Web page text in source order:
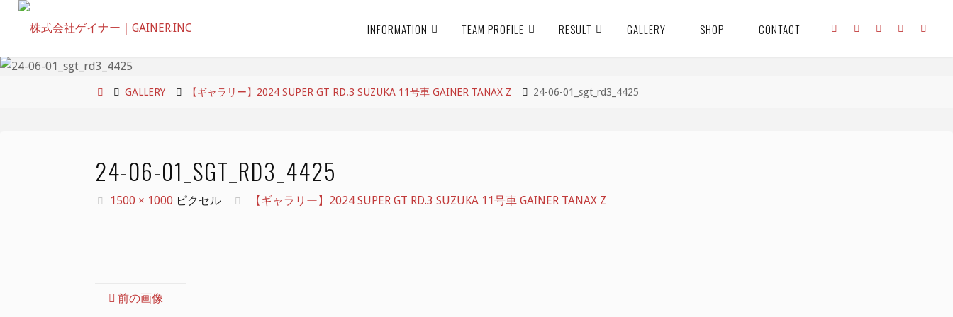
ン
INFORMATION TEAM PROFILE RESULT GALLERY SHOP CONTACT
ホ
GALLERY 【ギャラリー】2024 SUPER GT RD.3 SUZUKA 11号車 GAINER TANAX Z 24-06-01_sgt_rd3_4425
24-06-01_SGT_RD3_4425
フ
1500 × 1000 ピクセル 【ギャラリー】2024 SUPER GT RD.3 SUZUKA 11号車 GAINER TANAX Z
前の画像